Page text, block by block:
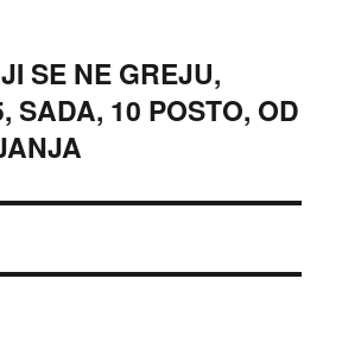
SE NE GREJU,
SADA, 10 POSTO, OD